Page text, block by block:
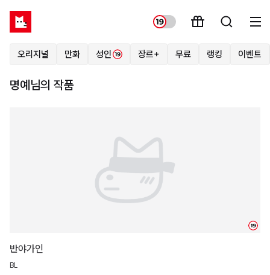
오리지널 만화 성인 장르+ 무료 랭킹 이벤트
명예님의 작품
반야가인
BL